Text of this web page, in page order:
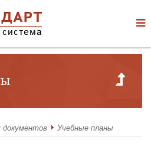
документов Учебные планы